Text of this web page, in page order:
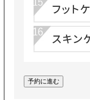
予約に進む